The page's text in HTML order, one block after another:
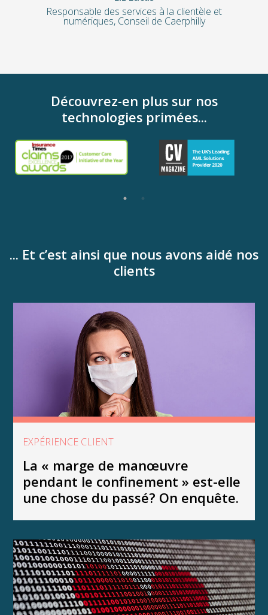
Responsable des services à la clientèle et
numériques, Conseil de Caerphilly
Découvrez-en plus sur nos
technologies primées...
... Et c’est ainsi que nous avons aidé nos
clients
EXPÉRIENCE CLIENT
La « marge de manœuvre
pendant le confinement » est-elle
une chose du passé? On enquête.